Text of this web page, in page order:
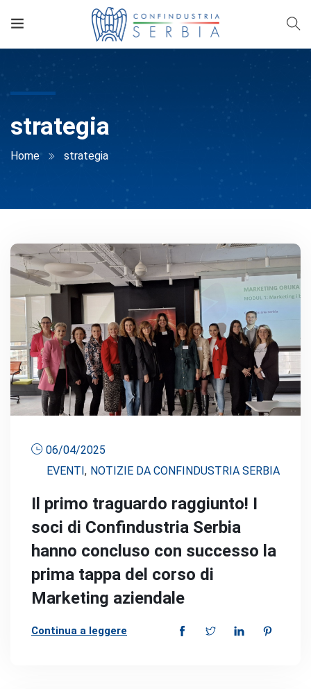
strategia
Home strategia
06/04/2025
EVENTI , NOTIZIE DA CONFINDUSTRIA SERBIA
Il primo traguardo raggiunto! I
soci di Confindustria Serbia
hanno concluso con successo la
prima tappa del corso di
Marketing aziendale
Continua a leggere